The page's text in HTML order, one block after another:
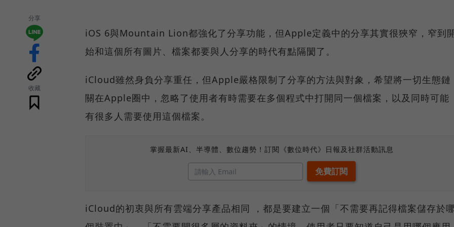
分享
收藏
iOS 6與Mountain Lion都強化了分享功能，但Apple定義中的分享其實很狹窄，窄到
始和這個所有圖片、檔案都要與人分享的時代有點隔閡了。
iCloud雖然身負分享重任，但Apple嚴格限制了分享的方法與對象，希望將一切生態鏈
關在Apple圈中，忽略了使用者有時需要在多個程式中打開同一個檔案，以及同時可能
有很多人需要使用這個檔案。
掌握最新AI、半導體、數位趨勢！訂閱《數位時代》日報及社群活動訊息
iCloud的初衷與所有雲端分享產品相同 ，都是要建立一個「不需要再記得檔案儲存於